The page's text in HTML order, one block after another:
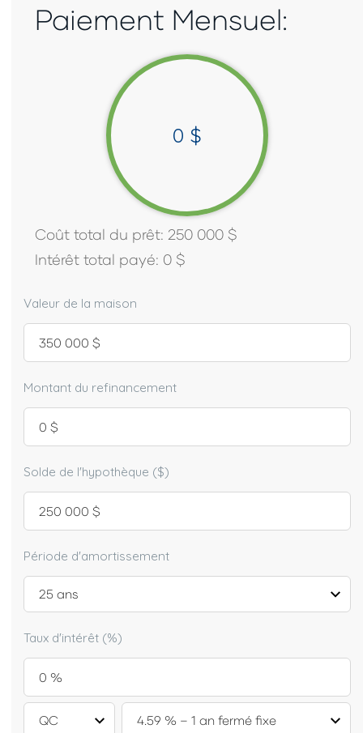
Paiement Mensuel:
0 $
Coût total du prêt: 250 000 $
Intérêt total payé: 0 $
Valeur de la maison
Montant du refinancement
Solde de l'hypothèque ($)
Période d'amortissement
Taux d'intérêt (%)